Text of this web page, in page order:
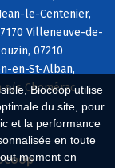
Biocoop utilise
du site, pour
et la performance
en toute
moment en
le-Centenier,
Villeneuve-de-
07210
en-St-Alban,
s/s Chomérac,